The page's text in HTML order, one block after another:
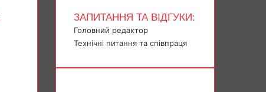
ЗАПИТАННЯ ТА ВІДГУКИ:
Головний редактор
Технічні питання та співпраця